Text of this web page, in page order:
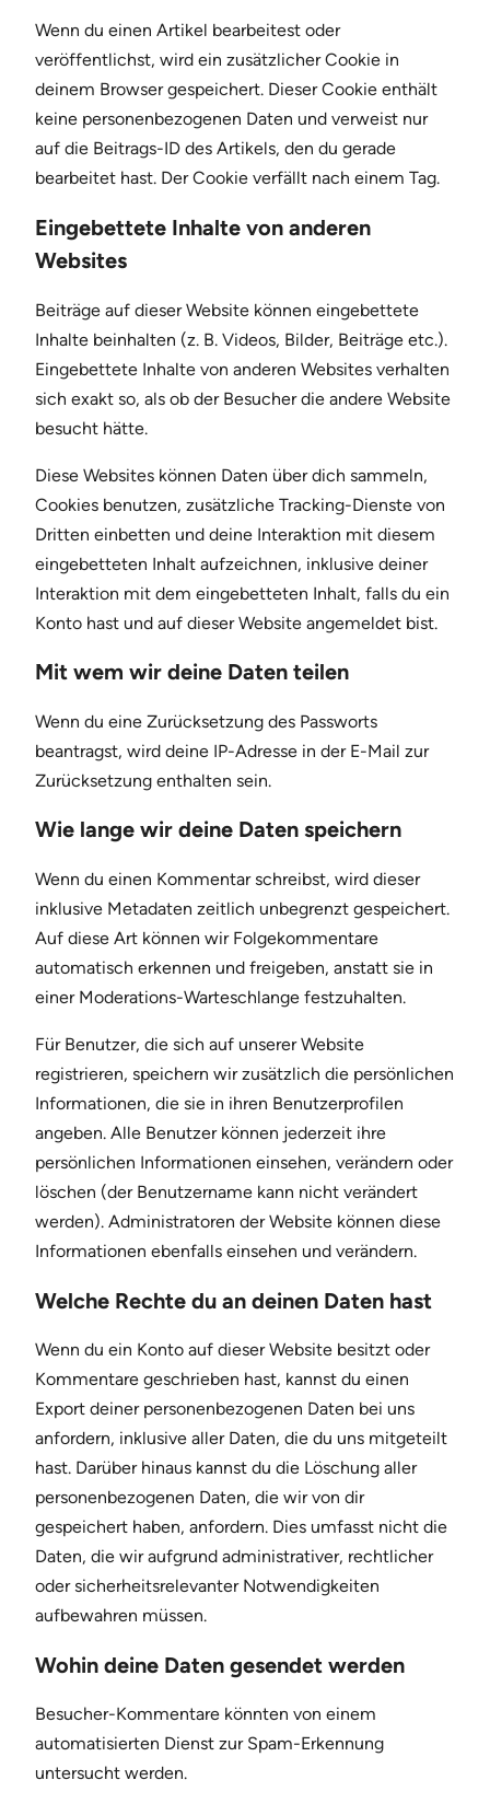
Wenn du einen Artikel bearbeitest oder
veröffentlichst, wird ein zusätzlicher Cookie in
deinem Browser gespeichert. Dieser Cookie enthält
keine personenbezogenen Daten und verweist nur
auf die Beitrags-ID des Artikels, den du gerade
bearbeitet hast. Der Cookie verfällt nach einem Tag.
Eingebettete Inhalte von anderen
Websites
Beiträge auf dieser Website können eingebettete
Inhalte beinhalten (z. B. Videos, Bilder, Beiträge etc.).
Eingebettete Inhalte von anderen Websites verhalten
sich exakt so, als ob der Besucher die andere Website
besucht hätte.
Diese Websites können Daten über dich sammeln,
Cookies benutzen, zusätzliche Tracking-Dienste von
Dritten einbetten und deine Interaktion mit diesem
eingebetteten Inhalt aufzeichnen, inklusive deiner
Interaktion mit dem eingebetteten Inhalt, falls du ein
Konto hast und auf dieser Website angemeldet bist.
Mit wem wir deine Daten teilen
Wenn du eine Zurücksetzung des Passworts
beantragst, wird deine IP-Adresse in der E-Mail zur
Zurücksetzung enthalten sein.
Wie lange wir deine Daten speichern
Wenn du einen Kommentar schreibst, wird dieser
inklusive Metadaten zeitlich unbegrenzt gespeichert.
Auf diese Art können wir Folgekommentare
automatisch erkennen und freigeben, anstatt sie in
einer Moderations-Warteschlange festzuhalten.
Für Benutzer, die sich auf unserer Website
registrieren, speichern wir zusätzlich die persönlichen
Informationen, die sie in ihren Benutzerprofilen
angeben. Alle Benutzer können jederzeit ihre
persönlichen Informationen einsehen, verändern oder
löschen (der Benutzername kann nicht verändert
werden). Administratoren der Website können diese
Informationen ebenfalls einsehen und verändern.
Welche Rechte du an deinen Daten hast
Wenn du ein Konto auf dieser Website besitzt oder
Kommentare geschrieben hast, kannst du einen
Export deiner personenbezogenen Daten bei uns
anfordern, inklusive aller Daten, die du uns mitgeteilt
hast. Darüber hinaus kannst du die Löschung aller
personenbezogenen Daten, die wir von dir
gespeichert haben, anfordern. Dies umfasst nicht die
Daten, die wir aufgrund administrativer, rechtlicher
oder sicherheitsrelevanter Notwendigkeiten
aufbewahren müssen.
Wohin deine Daten gesendet werden
Besucher-Kommentare könnten von einem
automatisierten Dienst zur Spam-Erkennung
untersucht werden.